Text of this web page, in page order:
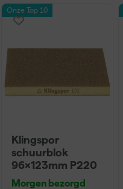
Onze Top 10
Klingspor
schuurblok
96x123mm P220
Morgen bezorgd